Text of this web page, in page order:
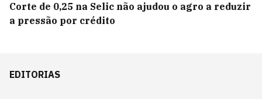
Corte de 0,25 na Selic não ajudou o agro a reduzir
a pressão por crédito
EDITORIAS